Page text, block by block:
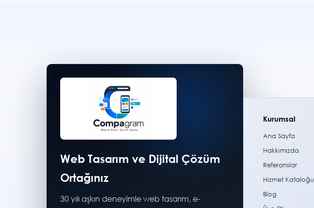
Web Tasarım ve Dijital Çözüm
Ortağınız
30 yılı aşkın deneyimle web tasarım, e-
Kurumsal
Ana Sayfa
Hakkımızda
Referanslar
Hizmet Kataloğu
Blog